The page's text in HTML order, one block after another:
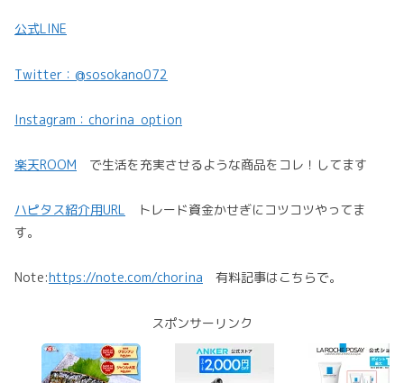
公式LINE
Twitter：@sosokano072
Instagram：chorina_option
楽天ROOM で生活を充実させるような商品をコレ！してます
ハピタス紹介用URL トレード資金かせぎにコツコツやってま
す。
Note:https://note.com/chorina 有料記事はこちらで。
スポンサーリンク